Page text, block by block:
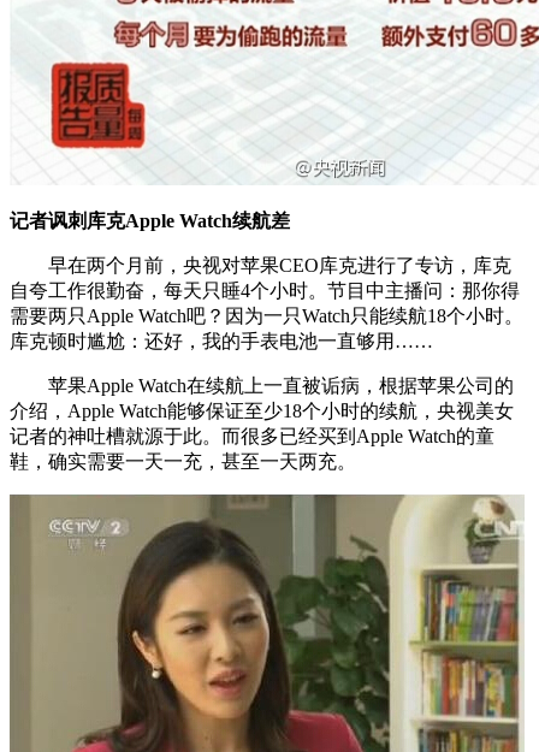
记者讽刺库克Apple Watch续航差
早在两个月前，央视对苹果CEO库克进行了专访，库克
自夸工作很勤奋，每天只睡4个小时。节目中主播问：那你得
需要两只Apple Watch吧？因为一只Watch只能续航18个小时。
库克顿时尴尬：还好，我的手表电池一直够用……
苹果Apple Watch在续航上一直被诟病，根据苹果公司的
介绍，Apple Watch能够保证至少18个小时的续航，央视美女
记者的神吐槽就源于此。而很多已经买到Apple Watch的童
鞋，确实需要一天一充，甚至一天两充。